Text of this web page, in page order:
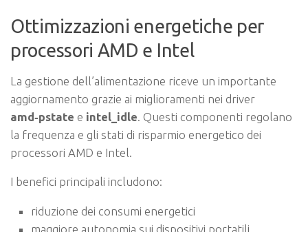
Ottimizzazioni energetiche per
processori AMD e Intel
La gestione dell’alimentazione riceve un importante
aggiornamento grazie ai miglioramenti nei driver
amd‑pstate e intel_idle . Questi componenti regolano
la frequenza e gli stati di risparmio energetico dei
processori AMD e Intel.
I benefici principali includono:
riduzione dei consumi energetici
maggiore autonomia sui dispositivi portatili